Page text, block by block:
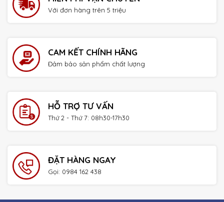
Với đơn hàng trên 5 triệu
CAM KẾT CHÍNH HÃNG
Đảm bảo sản phẩm chất lượng
HỖ TRỢ TƯ VẤN
Thứ 2 - Thứ 7: 08h30-17h30
ĐẶT HÀNG NGAY
Gọi: 0984 162 438